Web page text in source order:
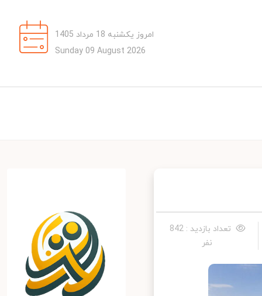
امروز یکشنبه 18 مرداد 1405
Sunday 09 August 2026
تعداد بازدید : 842
نفر